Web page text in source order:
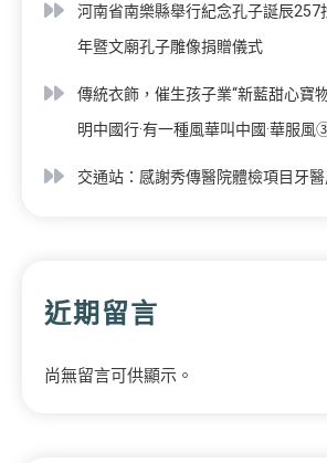
河南省南樂縣舉行紀念孔子誕辰257
年暨文廟孔子雕像捐贈儀式
傳統衣飾，催生孩子業“新藍甜心寶
明中國行·有一種風華叫中國·華服
交通站：感謝秀傳醫院體檢項目牙
近期留言
尚無留言可供顯示。